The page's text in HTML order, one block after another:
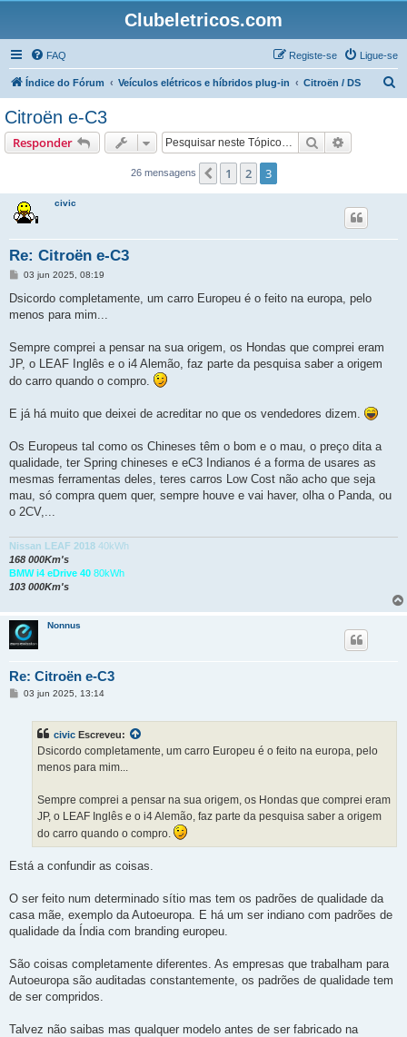
Clubeletricos.com
FAQ Ligue-se
Registe-se
Índice do Fórum Veículos elétricos e híbridos plug-in Citroën / DS
Citroën e-C3
Responder Pesquisar
26 mensagens Anterior
1 2 3
civic
Re: Citroën e-C3
M
n
a
m
03 jun 2025, 08:19
Dsicordo completamente, um carro Europeu é o feito na europa, pelo
menos para mim...
Sempre comprei a pensar na sua origem, os Hondas que comprei eram
JP, o LEAF Inglês e o i4 Alemão, faz parte da pesquisa saber a origem
do carro quando o compro.
E já há muito que deixei de acreditar no que os vendedores dizem.
Os Europeus tal como os Chineses têm o bom e o mau, o preço dita a
qualidade, ter Spring chineses e eC3 Indianos é a forma de usares as
mesmas ferramentas deles, teres carros Low Cost não acho que seja
mau, só compra quem quer, sempre houve e vai haver, olha o Panda, ou
o 2CV,...
Nissan LEAF 2018 40kWh
168 000Km's
BMW i4 eDrive 40 80kWh
103 000Km's
Nonnus
Re: Citroën e-C3
M03 jun 2025, 13:14
civic Escreveu:
Dsicordo completamente, um carro Europeu é o feito na europa, pelo
menos para mim...
Sempre comprei a pensar na sua origem, os Hondas que comprei eram
JP, o LEAF Inglês e o i4 Alemão, faz parte da pesquisa saber a origem
do carro quando o compro.
Está a confundir as coisas.
O ser feito num determinado sítio mas tem os padrões de qualidade da
casa mãe, exemplo da Autoeuropa. E há um ser indiano com padrões de
qualidade da Índia com branding europeu.
São coisas completamente diferentes. As empresas que trabalham para
Autoeuropa são auditadas constantemente, os padrões de qualidade tem
de ser compridos.
Talvez não saibas mas qualquer modelo antes de ser fabricado na